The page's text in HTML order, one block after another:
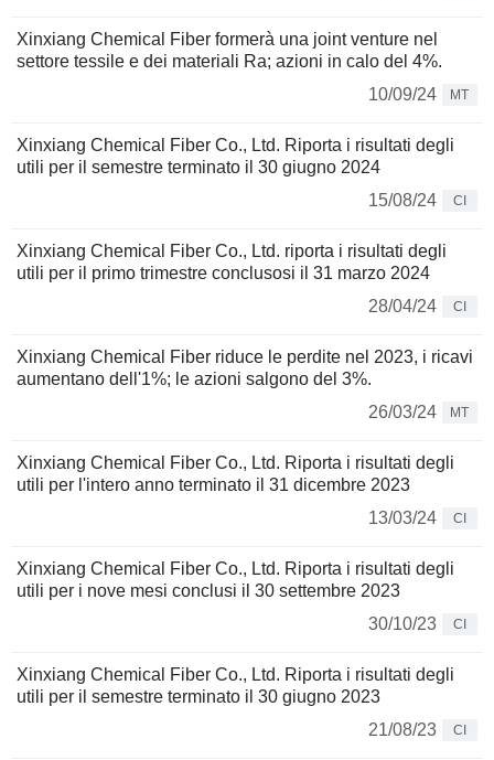
Xinxiang Chemical Fiber formerà una joint venture nel
settore tessile e dei materiali Ra; azioni in calo del 4%.
10/09/24
MT
Xinxiang Chemical Fiber Co., Ltd. Riporta i risultati degli
utili per il semestre terminato il 30 giugno 2024
15/08/24
CI
Xinxiang Chemical Fiber Co., Ltd. riporta i risultati degli
utili per il primo trimestre conclusosi il 31 marzo 2024
28/04/24
CI
Xinxiang Chemical Fiber riduce le perdite nel 2023, i ricavi
aumentano dell'1%; le azioni salgono del 3%.
26/03/24
MT
Xinxiang Chemical Fiber Co., Ltd. Riporta i risultati degli
utili per l'intero anno terminato il 31 dicembre 2023
13/03/24
CI
Xinxiang Chemical Fiber Co., Ltd. Riporta i risultati degli
utili per i nove mesi conclusi il 30 settembre 2023
30/10/23
CI
Xinxiang Chemical Fiber Co., Ltd. Riporta i risultati degli
utili per il semestre terminato il 30 giugno 2023
21/08/23
CI